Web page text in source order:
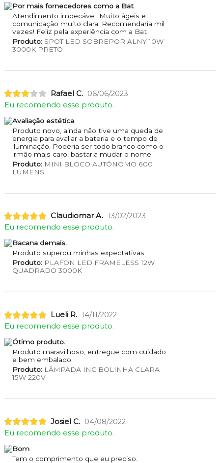
Por mais fornecedores como a Bat
Atendimento impecável. Muito ágeis e
comunicação muito clara. Recomendaria mil
vezes! Feliz pela experiência com a Bat
Produto:SPOT LED SOBREPOR ALNY 10W
3000K PRETO
Rafael C. 06/06/2023
Eu recomendo esse produto.
Avaliação estética
Produto novo, ainda não tive uma queda de
energia para avaliar a bateria e o tempo de
iluminação. Poderia ser todo branco como o
irmão mais caro, bastaria mudar o nome.
Produto:MINI BLOCO AUTÔNOMO 600
LUMENS
Claudiomar A. 13/02/2023
Eu recomendo esse produto.
Bacana demais.
Produto superou minhas expectativas.
Produto:PLAFON LED FRAMELESS 12W
QUADRADO 3000K
Lueli R. 14/11/2022
Eu recomendo esse produto.
Ótimo produto.
Produto maravilhoso, entregue com cuidado
e bem embalado.
Produto:LÂMPADA INC BOLINHA CLARA
15W 220V
Josiel C. 04/08/2022
Eu recomendo esse produto.
Bom
Tem o comprimento que eu preciso.